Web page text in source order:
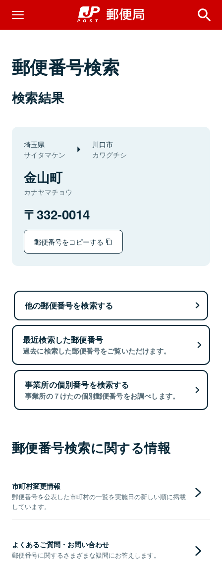
郵便番号検索
検索結果
埼玉県
サイタマケン
川口市
カワグチシ
金山町
カナヤマチョウ
332-0014
郵便番号をコピーする
他の郵便番号を検索する
最近検索した郵便番号
過去に検索した郵便番号をご覧いただけます。
事業所の個別番号を検索する
事業所の７けたの個別郵便番号をお調べします。
郵便番号検索に関する情報
市町村変更情報
郵便番号を公表した市町村の一覧を実施日の新しい順に掲載
しています。
よくあるご質問・お問い合わせ
郵便番号に関するさまざまな疑問にお答えします。